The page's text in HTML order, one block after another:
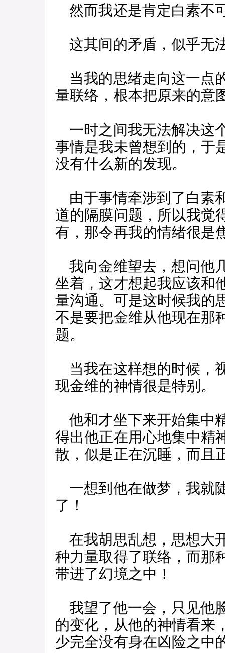
然而我还是肯定白素不
这其间的矛盾，似乎无
当我的思绪走向这一点
量联络，根本把原来的意
一时之间我无法解决这
事情是我未曾想到的，于
没有什么新的发现。
由于事情牵涉到了白素
道的隔膜问题，所以我觉
有，那令再我的情绪很是
我向金维望去，想问他
坐着，这才想起我应该和
量沟通。可是这时候我的
不是要把金维从他现在那
题。
当我在这样想的时候，
现金维的神情很是特别。
他和才坐下来开始集中
得出他正在用心地集中精
散，似是正在沉睡，而且
一想到他在做梦，我就
了！
在我胡思乱想，思想大
种力量取得了联络，而那
带进了幻境之中！
我望了他一会，只见他
的变化，从他的神情看来
少完全没有身在凶险之中